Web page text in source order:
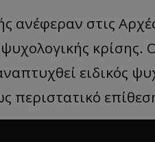
ανέφεραν στις
κρίσης.
ειδικός
περιστατικό
__cf_bm